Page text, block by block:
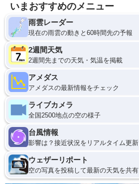
いまおすすめのメニュー
雨雲レーダー
現在の雨雲の動きと60時間先の予報
2週間天気
2週間先までの天気・気温を掲載
アメダス
アメダスの最新情報をチェック
ライブカメラ
全国2500地点の空の様子
台風情報
影響は？接近状況をリアルタイム更新
ウェザーリポート
空の写真を投稿して最新の天気を共有